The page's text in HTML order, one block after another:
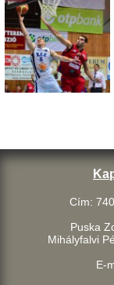
Cím:
Puska
Mihályfalvi
E-